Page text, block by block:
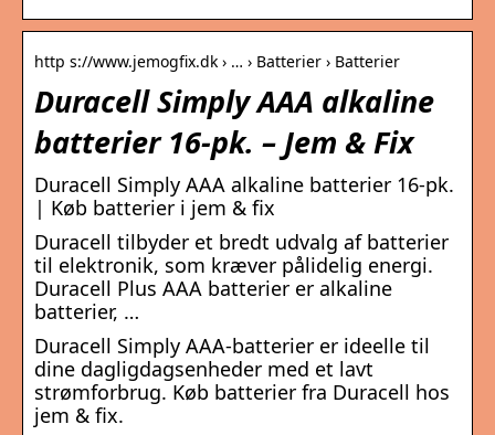
http s://www.jemogfix.dk › … › Batterier › Batterier
Duracell Simply AAA alkaline
batterier 16-pk. – Jem & Fix
Duracell Simply AAA alkaline batterier 16-pk.
| Køb batterier i jem & fix
Duracell tilbyder et bredt udvalg af batterier
til elektronik, som kræver pålidelig energi.
Duracell Plus AAA batterier er alkaline
batterier, …
Duracell Simply AAA-batterier er ideelle til
dine dagligdagsenheder med et lavt
strømforbrug. Køb batterier fra Duracell hos
jem & fix.